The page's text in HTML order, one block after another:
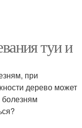
туи и
при
дерево может
болезням